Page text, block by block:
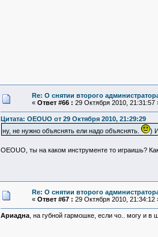
Re: О снятии второго
« Ответ #66 : 29 Октября 2010, 21:31:57
Цитата: OEOUO от 29 Октября 2010, 21:29:29
ну, не нужно объяснять ели надо объяснять.
)
OEOUO, ты на каком инструменте то играишь?
Re: О снятии второго
« Ответ #67 : 29 Октября 2010, 21:34:12
Ариадна, на губной гармошке, если чо.. могу и в